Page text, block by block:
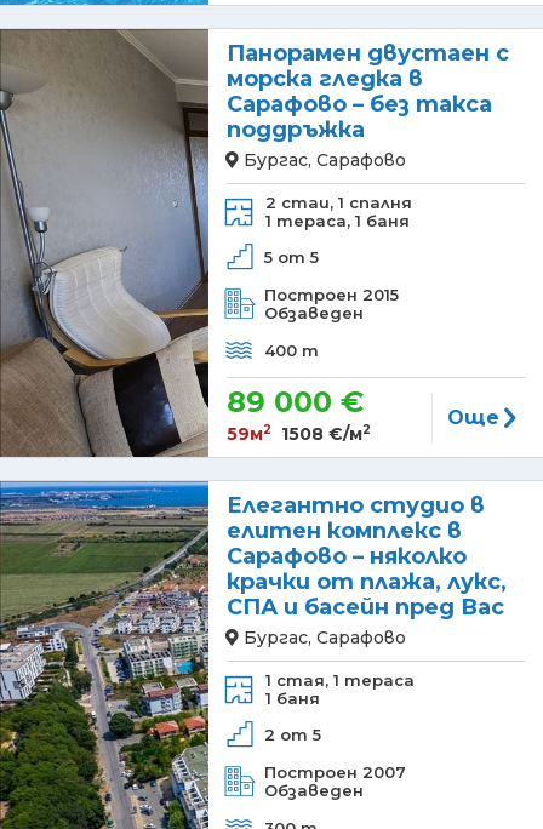
Панорамен двустаен с
морска гледка в
Сарафово – без такса
поддръжка
Бургас, Сарафово
2 стаи, 1 спалня
1 тераса, 1 баня
5 от 5
Построен 2015
Обзаведен
400 m
89 000 €
59м2 1508 €/м2
Още
Елегантно студио в
елитен комплекс в
Сарафово – няколко
крачки от плажа, лукс,
СПА и басейн пред Вас
Бургас, Сарафово
1 стая, 1 тераса
1 баня
2 от 5
Построен 2007
Обзаведен